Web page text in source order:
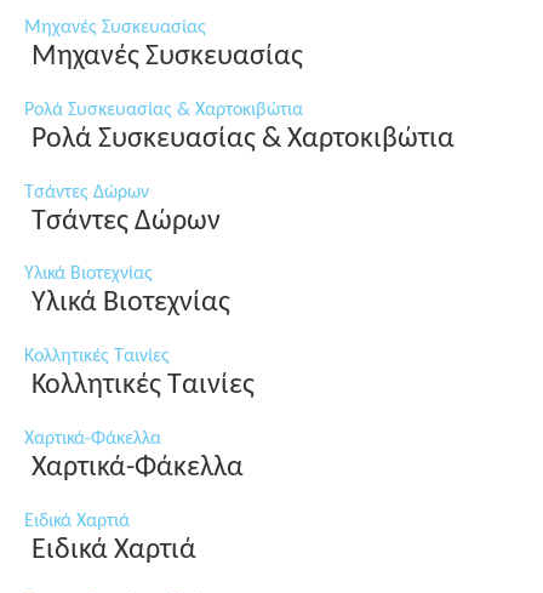
Μηχανές Συσκευασίας
Μηχανές Συσκευασίας
Ρολά Συσκευασίας & Χαρτοκιβώτια
Ρολά Συσκευασίας & Χαρτοκιβώτια
Τσάντες Δώρων
Τσάντες Δώρων
Υλικά Βιοτεχνίας
Υλικά Βιοτεχνίας
Κολλητικές Ταινίες
Κολλητικές Ταινίες
Χαρτικά-Φάκελλα
Χαρτικά-Φάκελλα
Ειδικά Χαρτιά
Ειδικά Χαρτιά